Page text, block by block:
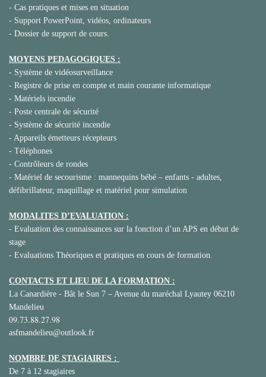
- Cas pratiques et mises en situation
- Support PowerPoint, vidéos, ordinateurs
- Dossier de support de cours.
MOYENS PEDAGOGIQUES :
- Système de vidéosurveillance
- Registre de prise en compte et main courante informatique
- Matériels incendie
- Poste centrale de sécurité
- Système de sécurité incendie
- Appareils émetteurs récepteurs
- Téléphones
- Contrôleurs de rondes
- Matériel de secourisme : mannequins bébé – enfants - adultes,
défibrillateur, maquillage et matériel pour simulation
MODALITES D’EVALUATION :
- Evaluation des connaissances sur la fonction d’un APS en début de
stage
- Evaluations Théoriques et pratiques en cours de formation.
CONTACTS ET LIEU DE LA FORMATION :
La Canardière - Bât le Sun 7 – Avenue du maréchal Lyautey 06210
Mandelieu
09.73.88.27.98
asfmandelieu@outlook.fr
NOMBRE DE STAGIAIRES :
De 7 à 12 stagiaires